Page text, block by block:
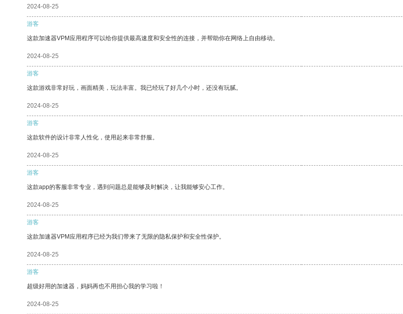
2024-08-25
游客
这款加速器VPM应用程序可以给你提供最高速度和安全性的连接，并帮助你在网络上自由移动。
2024-08-25
游客
这款游戏非常好玩，画面精美，玩法丰富。我已经玩了好几个小时，还没有玩腻。
2024-08-25
游客
这款软件的设计非常人性化，使用起来非常舒服。
2024-08-25
游客
这款app的客服非常专业，遇到问题总是能够及时解决，让我能够安心工作。
2024-08-25
游客
这款加速器VPM应用程序已经为我们带来了无限的隐私保护和安全性保护。
2024-08-25
游客
超级好用的加速器，妈妈再也不用担心我的学习啦！
2024-08-25